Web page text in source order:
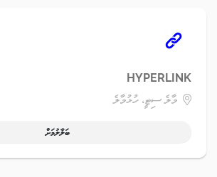
HYPERLINK
މާލެ ސިޓީ، ހުޅުމާލެ
ބަލާލުމަށް